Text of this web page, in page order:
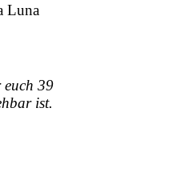
Luna
euch 39
ist.